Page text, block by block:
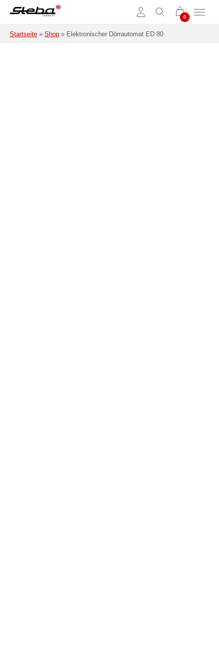
Zum Hauptinhalt springen
Startseite » Shop » Elektronischer Dörrautomat ED 80